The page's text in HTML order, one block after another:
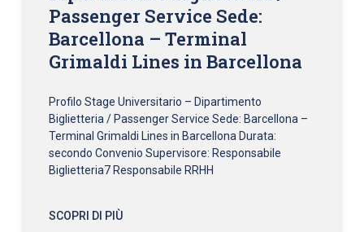
Passenger Service Sede:
Barcellona – Terminal
Grimaldi Lines in Barcellona
Profilo Stage Universitario – Dipartimento
Biglietteria / Passenger Service Sede: Barcellona –
Terminal Grimaldi Lines in Barcellona Durata:
secondo Convenio Supervisore: Responsabile
Biglietteria7 Responsabile RRHH
SCOPRI DI PIÙ